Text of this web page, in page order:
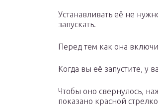
Устанавливать её не
запускать.
Перед тем как она
Когда вы её запустите, у
Чтобы оно свернулось,
показано красной